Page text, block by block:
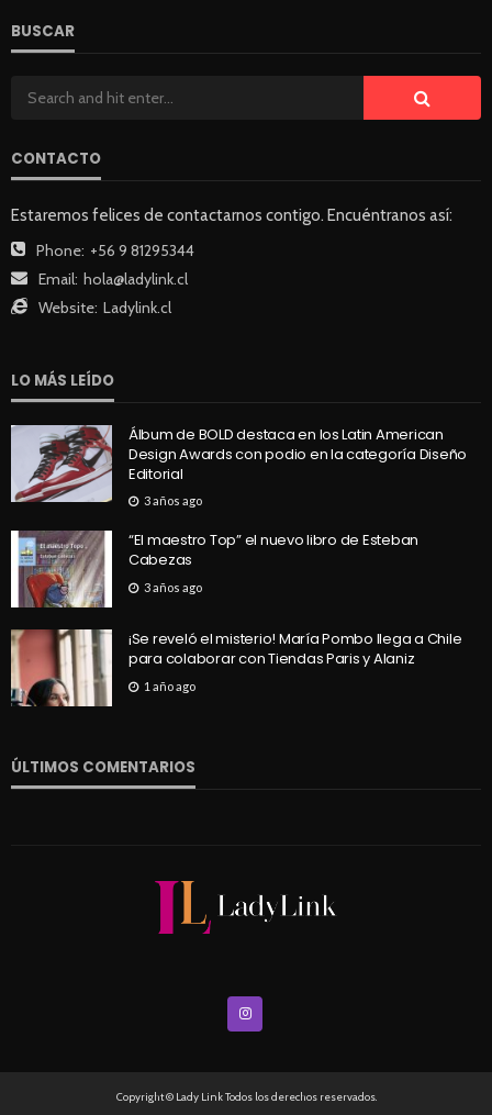
BUSCAR
CONTACTO
Estaremos felices de contactarnos contigo. Encuéntranos así:
Phone: +56 9 81295344
Email: hola@ladylink.cl
Website: Ladylink.cl
LO MÁS LEÍDO
Álbum de BOLD destaca en los Latin American
Design Awards con podio en la categoría Diseño
Editorial
3 años ago
“El maestro Top” el nuevo libro de Esteban
Cabezas
3 años ago
¡Se reveló el misterio! María Pombo llega a Chile
para colaborar con Tiendas Paris y Alaniz
1 año ago
ÚLTIMOS COMENTARIOS
Copyright © Lady Link Todos los derechos reservados.